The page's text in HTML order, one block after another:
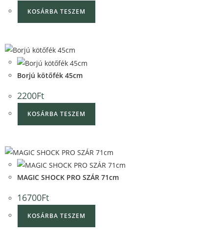
KOSÁRBA TESZEM
Borjú kötőfék 45cm
2200Ft
KOSÁRBA TESZEM
MAGIC SHOCK PRO SZÁR 71cm
16700Ft
KOSÁRBA TESZEM